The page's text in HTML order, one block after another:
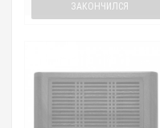
ЗАКОНЧИЛСЯ